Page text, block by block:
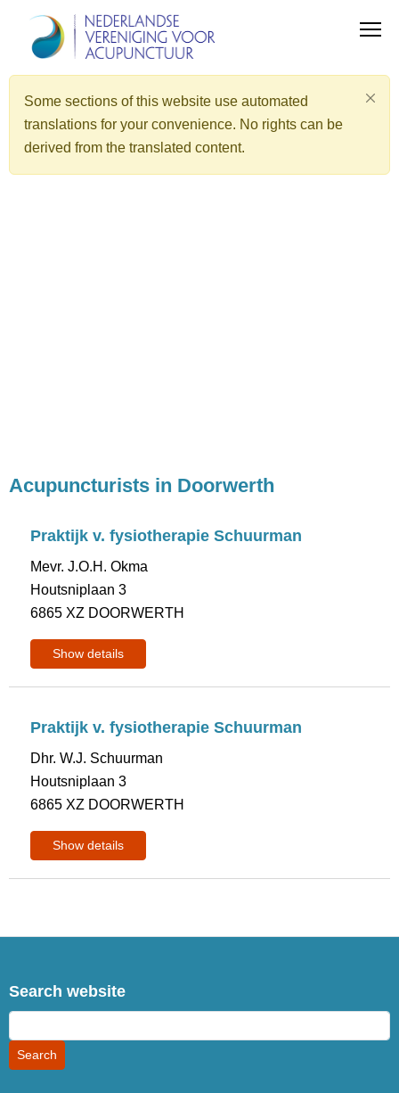
Some sections of this website use automated
translations for your convenience. No rights can be
derived from the translated content.
Acupuncturists in Doorwerth
Praktijk v. fysiotherapie Schuurman
Mevr. J.O.H. Okma
Houtsniplaan 3
6865 XZ DOORWERTH
Show details
Praktijk v. fysiotherapie Schuurman
Dhr. W.J. Schuurman
Houtsniplaan 3
6865 XZ DOORWERTH
Show details
Search website